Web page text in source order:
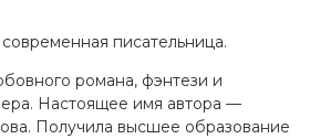
писательница.
романа, фэнтези и
Настоящее имя автора —
Получила высшее образование